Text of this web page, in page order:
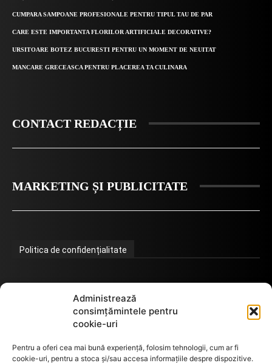
Administrează
consimțămintele pentru
cookie-uri
Pentru a oferi cea mai bună experiență, folosim tehnologii, cum ar fi
cookie-uri, pentru a stoca și/sau accesa informațiile despre dispozitive.
CUMPARA SAMPOANE PROFESIONALE PENTRU TIPUL TAU DE PAR
CARE ESTE IMPORTANTA FLORILOR ARTIFICIALE DECORATIVE?
URSITOARE BOTEZ BUCURESTI PENTRU UN MOMENT DE NEUITAT
MANCARE GRECEASCA PENTRU PLACEREA TA CULINARA
CONTACT REDACȚIE
MARKETING ȘI PUBLICITATE
Politica de confidențialitate
Termeni de utilizare